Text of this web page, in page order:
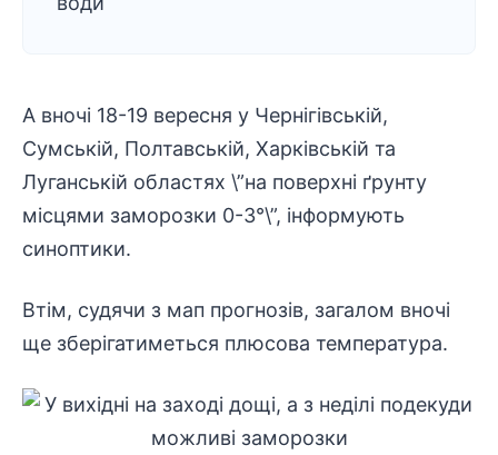
А вночі 18-19 вересня у Чернігівській,
Сумській, Полтавській, Харківській та
Луганській областях \”на поверхні ґрунту
місцями заморозки 0-3°\”, інформують
синоптики.
Втім, судячи з мап прогнозів, загалом вночі
ще зберігатиметься плюсова температура.